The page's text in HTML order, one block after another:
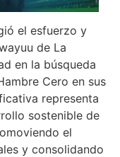
el esfuerzo y
de La
en la búsqueda
Cero en sus
representa
sostenible de
el
y consolidando